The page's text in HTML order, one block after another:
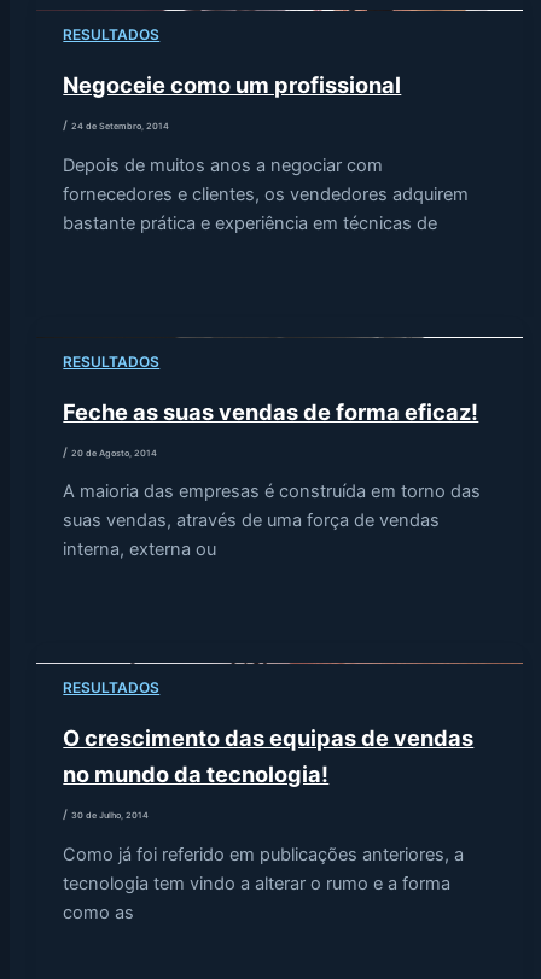
RESULTADOS
Negoceie como um profissional
/24 de Setembro, 2014
Depois de muitos anos a negociar com
fornecedores e clientes, os vendedores adquirem
bastante prática e experiência em técnicas de
RESULTADOS
Feche as suas vendas de forma eficaz!
/20 de Agosto, 2014
A maioria das empresas é construída em torno das
suas vendas, através de uma força de vendas
interna, externa ou
RESULTADOS
O crescimento das equipas de vendas
no mundo da tecnologia!
/30 de Julho, 2014
Como já foi referido em publicações anteriores, a
tecnologia tem vindo a alterar o rumo e a forma
como as